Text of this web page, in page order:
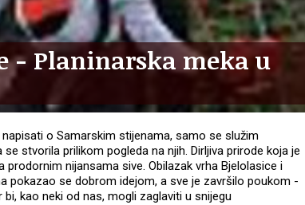
- Planinarska meka u
o Samarskim stijenama, samo se služim
stvorila prilikom pogleda na njih. Dirljiva prirode koja je
nijansama sive. Obilazak vrha Bjelolasice i
pokazao se dobrom idejom, a sve je završilo poukom -
kao neki od nas, mogli zaglaviti u snijegu